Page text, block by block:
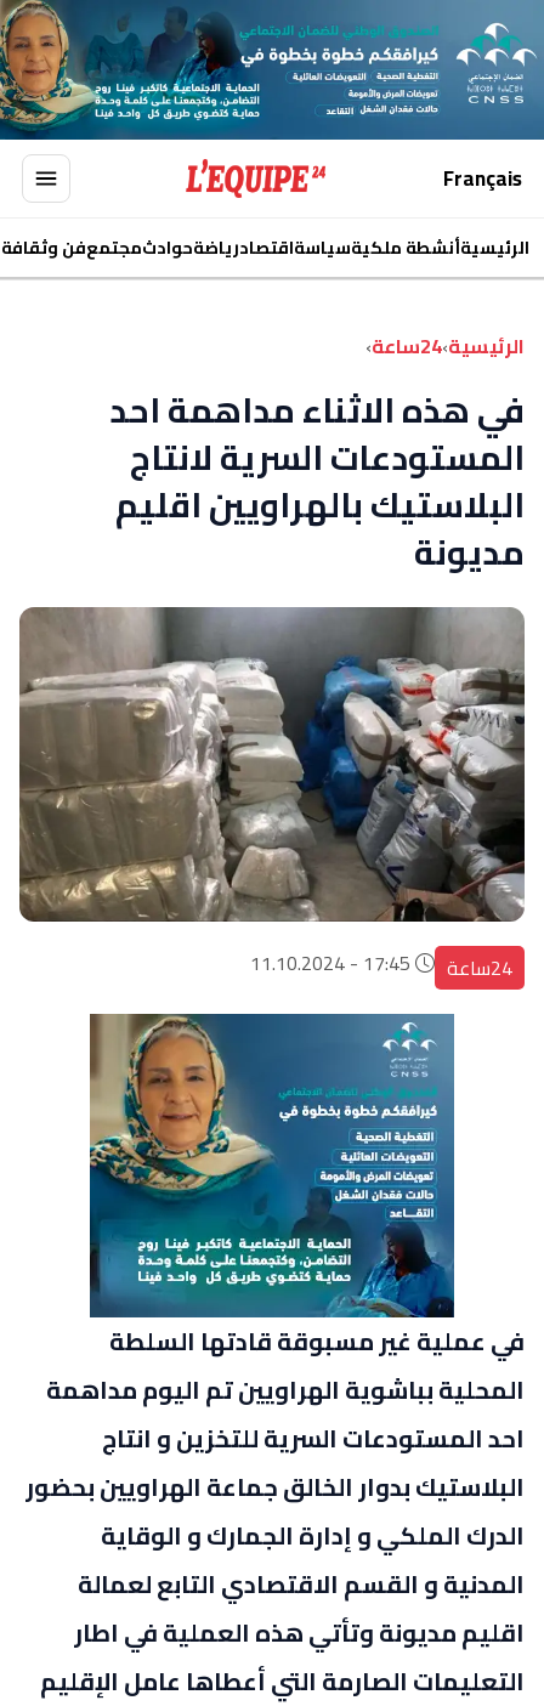
Français
الرئيسيةأنشطة ملكيةسياسةاقتصادرياضةحوادثمجتمعفن وثقافة
الرئيسية›24ساعة ›
في هذه الاثناء مداهمة احد
المستودعات السرية لانتاج
البلاستيك بالهراويين اقليم
مديونة
24ساعة
في عملية غير مسبوقة قادتها السلطة
المحلية بباشوية الهراويين تم اليوم مداهمة
احد المستودعات السرية للتخزين و انتاج
البلاستيك بدوار الخالق جماعة الهراويين بحضور
الدرك الملكي و إدارة الجمارك و الوقاية
المدنية و القسم الاقتصادي التابع لعمالة
اقليم مديونة وتأتي هذه العملية في اطار
التعليمات الصارمة التي أعطاها عامل الإقليم